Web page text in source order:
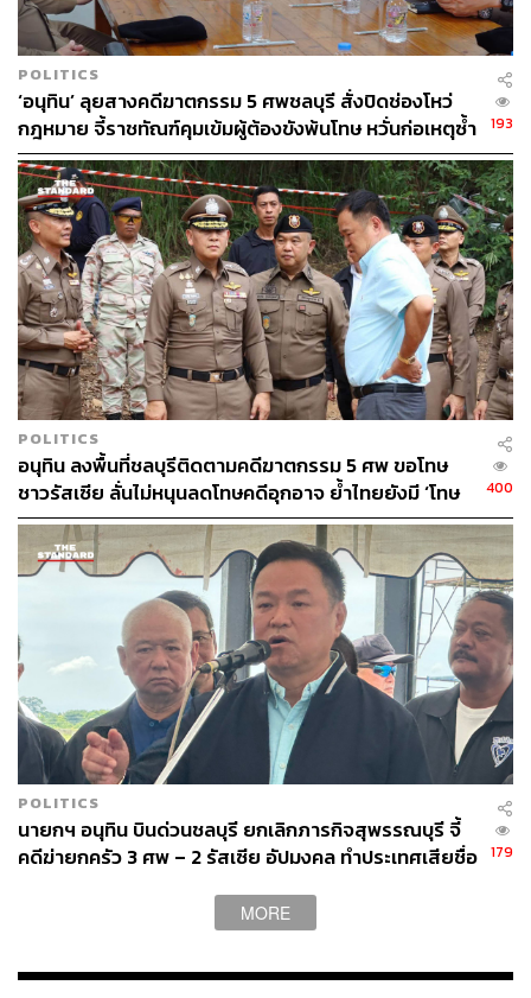
POLITICS
‘อนุทิน’ ลุยสางคดีฆาตกรรม 5 ศพชลบุรี สั่งปิดช่องโหว่
กฎหมาย จี้ราชทัณฑ์คุมเข้มผู้ต้องขังพ้นโทษ หวั่นก่อเหตุซ้ำ
รอย
193
POLITICS
อนุทิน ลงพื้นที่ชลบุรีติดตามคดีฆาตกรรม 5 ศพ ขอโทษ
ชาวรัสเซีย ลั่นไม่หนุนลดโทษคดีอุกอาจ ย้ำไทยยังมี ‘โทษ
ประหาร’
400
POLITICS
นายกฯ อนุทิน บินด่วนชลบุรี ยกเลิกภารกิจสุพรรณบุรี จี้
คดีฆ่ายกครัว 3 ศพ – 2 รัสเซีย อัปมงคล ทำประเทศเสียชื่อ
179
MORE